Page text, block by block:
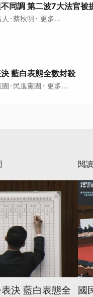
同調 第二波7大法官被
·蔡秋明 · 更多...
藍白表態全數封殺
團 · 民進黨團 · 更多...
決 藍白表態全
閱
國